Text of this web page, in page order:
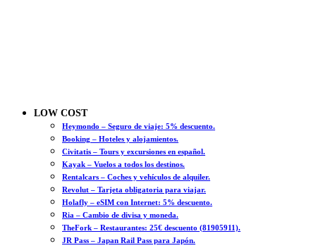
LOW COST
Heymondo – Seguro de viaje: 5% descuento.
Booking – Hoteles y alojamientos.
Civitatis – Tours y excursiones en español.
Kayak – Vuelos a todos los destinos.
Rentalcars – Coches y vehículos de alquiler.
Revolut – Tarjeta obligatoria para viajar.
Holafly – eSIM con Internet: 5% descuento.
Ria – Cambio de divisa y moneda.
TheFork – Restaurantes: 25€ descuento (81905911).
JR Pass – Japan Rail Pass para Japón.